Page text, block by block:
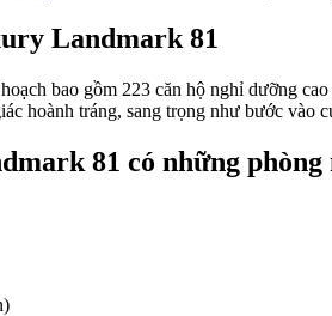
Landmark 81
bao gồm 223 căn hộ nghỉ dưỡng
hoành tráng, sang trọng như bước vào
81 có những phòng